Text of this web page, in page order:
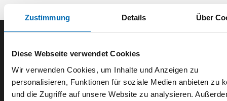
Zustimmung Details Über
Diese Webseite verwendet Cookies
Wir verwenden Cookies, um Inhalte und Anzeigen zu
personalisieren, Funktionen für soziale Medien anbieten zu
und die Zugriffe auf unsere Website zu analysieren.
Der SEEFELDER Newsletter
E-Mail eingeben